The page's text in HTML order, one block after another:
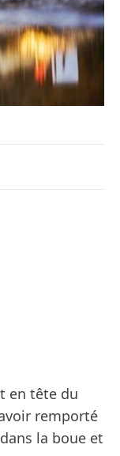
en tête du
remporté
la boue et